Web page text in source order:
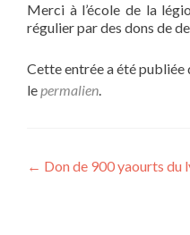
Merci à l’école de la
régulier par des dons de
Cette entrée a été publiée
lepermalien.
Navigation
← Don de 900 yaourts